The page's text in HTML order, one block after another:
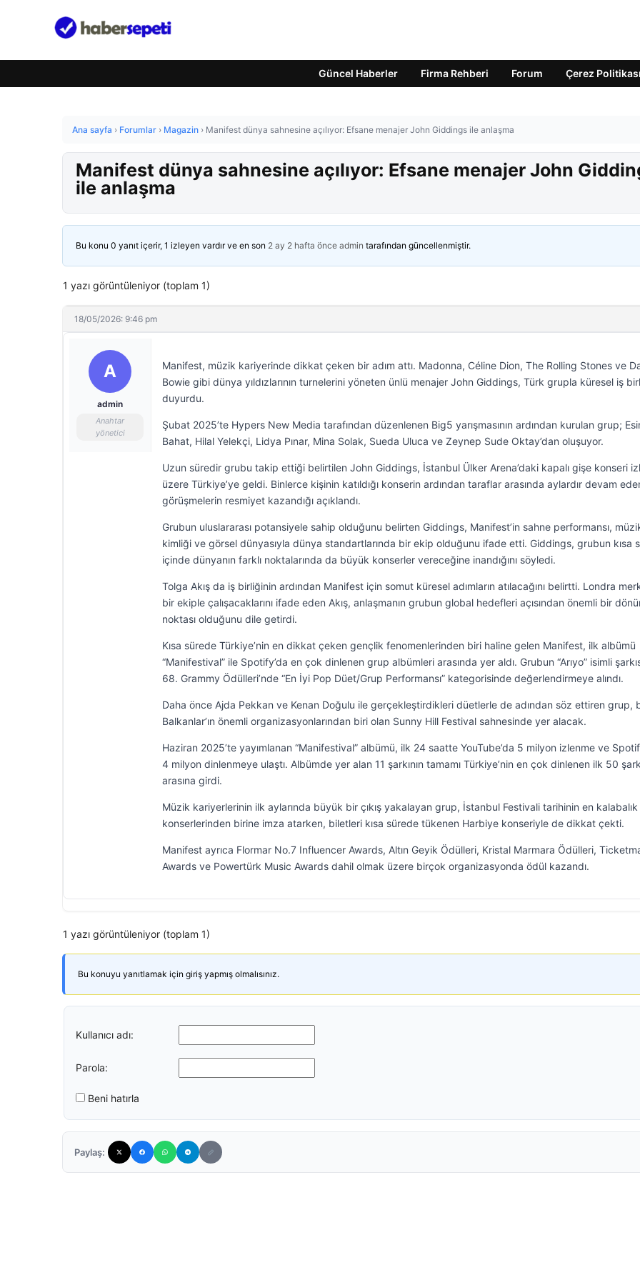
Güncel Haberler Firma Rehberi Forum Çerez Politikası
Ana sayfa › Forumlar › Magazin › Manifest dünya sahnesine açılıyor: Efsane menajer John Giddings ile anlaşma
Manifest dünya sahnesine açılıyor: Efsane menajer John
ile anlaşma
Bu konu 0 yanıt içerir, 1 izleyen vardır ve en son 2 ay 2 hafta önce admin tarafından güncellenmiştir.
1 yazı görüntüleniyor (toplam 1)
18/05/2026: 9:46 pm
A
admin
Anahtar
yönetici
Manifest, müzik kariyerinde dikkat çeken bir adım attı. Madonna, Céline Dion, The Rolling Stones ve
Bowie gibi dünya yıldızlarının turnelerini yöneten ünlü menajer John Giddings, Türk grupla küresel iş
duyurdu.
Şubat 2025’te Hypers New Media tarafından düzenlenen Big5 yarışmasının ardından kurulan grup;
Bahat, Hilal Yelekçi, Lidya Pınar, Mina Solak, Sueda Uluca ve Zeynep Sude Oktay’dan oluşuyor.
Uzun süredir grubu takip ettiği belirtilen John Giddings, İstanbul Ülker Arena’daki kapalı gişe konseri
üzere Türkiye’ye geldi. Binlerce kişinin katıldığı konserin ardından taraflar arasında aylardır devam
görüşmelerin resmiyet kazandığı açıklandı.
Grubun uluslararası potansiyele sahip olduğunu belirten Giddings, Manifest’in sahne performansı,
kimliği ve görsel dünyasıyla dünya standartlarında bir ekip olduğunu ifade etti. Giddings, grubun kısa
içinde dünyanın farklı noktalarında da büyük konserler vereceğine inandığını söyledi.
Tolga Akış da iş birliğinin ardından Manifest için somut küresel adımların atılacağını belirtti. Londra
bir ekiple çalışacaklarını ifade eden Akış, anlaşmanın grubun global hedefleri açısından önemli bir
noktası olduğunu dile getirdi.
Kısa sürede Türkiye’nin en dikkat çeken gençlik fenomenlerinden biri haline gelen Manifest, ilk albümü
“Manifestival” ile Spotify’da en çok dinlenen grup albümleri arasında yer aldı. Grubun “Arıyo” isimli
68. Grammy Ödülleri’nde “En İyi Pop Düet/Grup Performansı” kategorisinde değerlendirmeye alındı.
Daha önce Ajda Pekkan ve Kenan Doğulu ile gerçekleştirdikleri düetlerle de adından söz ettiren grup,
Balkanlar’ın önemli organizasyonlarından biri olan Sunny Hill Festival sahnesinde yer alacak.
Haziran 2025’te yayımlanan “Manifestival” albümü, ilk 24 saatte YouTube’da 5 milyon izlenme ve
4 milyon dinlenmeye ulaştı. Albümde yer alan 11 şarkının tamamı Türkiye’nin en çok dinlenen ilk 50
arasına girdi.
Müzik kariyerlerinin ilk aylarında büyük bir çıkış yakalayan grup, İstanbul Festivali tarihinin en kalabalık
konserlerinden birine imza atarken, biletleri kısa sürede tükenen Harbiye konseriyle de dikkat çekti.
Manifest ayrıca Flormar No.7 Influencer Awards, Altın Geyik Ödülleri, Kristal Marmara Ödülleri,
Awards ve Powertürk Music Awards dahil olmak üzere birçok organizasyonda ödül kazandı.
1 yazı görüntüleniyor (toplam 1)
Bu konuyu yanıtlamak için giriş yapmış olmalısınız.
Kullanıcı adı:
Parola:
Beni hatırla
Paylaş: